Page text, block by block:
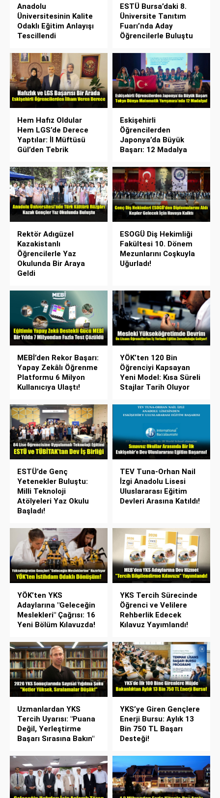
Anadolu
Üniversitesinin Kalite
Odaklı Eğitim Anlayışı
Tescillendi
ESTÜ Bursa’daki 8.
Üniversite Tanıtım
Fuarı’nda Aday
Öğrencilerle Buluştu
Hem Hafız Oldular
Hem LGS’de Derece
Yaptılar: İl Müftüsü
Gül’den Tebrik
Eskişehirli
Öğrencilerden
Japonya’da Büyük
Başarı: 12 Madalya
Rektör Adıgüzel
Kazakistanlı
Öğrencilerle Yaz
Okulunda Bir Araya
Geldi
ESOGÜ Diş Hekimliği
Fakültesi 10. Dönem
Mezunlarını Coşkuyla
Uğurladı!
MEBİ’den Rekor Başarı:
Yapay Zekâlı Öğrenme
Platformu 6 Milyon
Kullanıcıya Ulaştı!
YÖK’ten 120 Bin
Öğrenciyi Kapsayan
Yeni Model: Kısa Süreli
Stajlar Tarih Oluyor
ESTÜ’de Genç
Yetenekler Buluştu:
Milli Teknoloji
Atölyeleri Yaz Okulu
Başladı!
TEV Tuna-Orhan Nail
İzgi Anadolu Lisesi
Uluslararası Eğitim
Devleri Arasına Katıldı!
YÖK’ten YKS
Adaylarına "Geleceğin
Meslekleri" Çağrısı: 16
Yeni Bölüm Kılavuzda!
YKS Tercih Sürecinde
Öğrenci ve Velilere
Rehberlik Edecek
Kılavuz Yayımlandı!
Uzmanlardan YKS
Tercih Uyarısı: "Puana
Değil, Yerleştirme
Başarı Sırasına Bakın"
YKS’ye Giren Gençlere
Enerji Bursu: Aylık 13
Bin 750 TL Başarı
Desteği!